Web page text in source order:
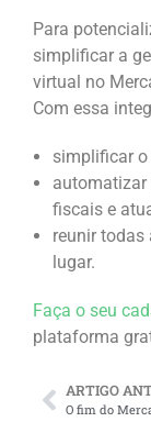
Para
simplificar a
virtual no
Com essa
simplificar o
automatizar
fiscais e
reunir todas
lugar.
Faça o seu
plataforma
ARTIGO